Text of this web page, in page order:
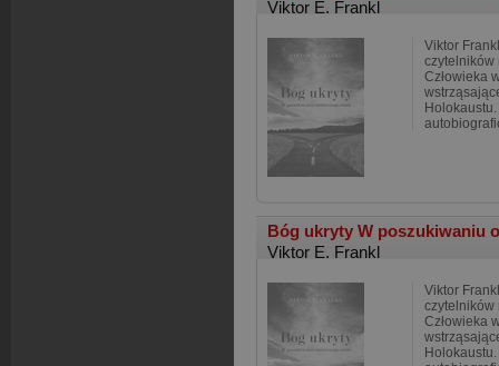
Viktor E. Frankl
Viktor
czytelników
Człowieka
Bóg ukryty W poszukiwaniu
Viktor E. Frankl
Viktor
czytelników
Człowieka